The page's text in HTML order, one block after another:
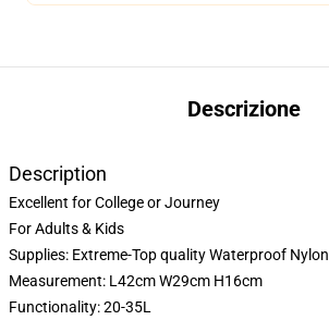
Descrizione
Description
Excellent for College or Journey
For Adults & Kids
Supplies: Extreme-Top quality Waterproof Nylon
Measurement: L42cm W29cm H16cm
Functionality: 20-35L